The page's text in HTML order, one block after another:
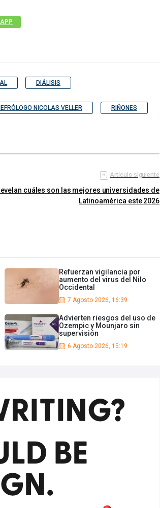
DIÁLISIS
NICOLAS VELLER RIÑONES
Artículo siguiente
cuáles son las mejores universidades de
Latinoamérica este 2026
Refuerzan vigilancia por
aumento del virus del Nilo
Occidental
7 Agosto 2026, 16:39
Advierten riesgos del uso de
Ozempic y Mounjaro sin
supervisión
6 Agosto 2026, 15:19